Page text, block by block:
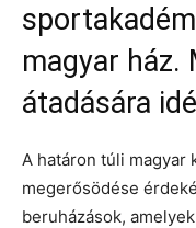
magyar ház.
átadására
A határon túli magyar
megerősödése
beruházások,